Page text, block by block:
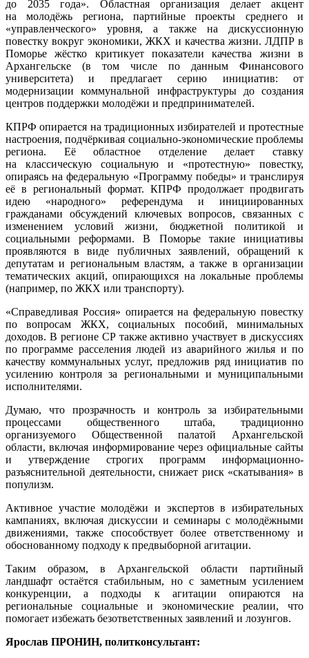
до 2035 года». Областная организация делает акцент
на молодёжь региона, партийные проекты среднего и
«управленческого» уровня, а также на дискуссионную
повестку вокруг экономики, ЖКХ и качества жизни. ЛДПР в
Поморье жёстко критикует показатели качества жизни в
Архангельске (в том числе по данным Финансового
университета) и предлагает серию инициатив: от
модернизации коммунальной инфраструктуры до создания
центров поддержки молодёжи и предпринимателей.
КПРФ опирается на традиционных избирателей и протестные
настроения, подчёркивая социально-экономические проблемы
региона. Её областное отделение делает ставку
на классическую социальную и «протестную» повестку,
опираясь на федеральную «Программу победы» и транслируя
её в региональный формат. КПРФ продолжает продвигать
идею «народного» референдума и инициированных
гражданами обсуждений ключевых вопросов, связанных с
изменением условий жизни, бюджетной политикой и
социальными реформами. В Поморье такие инициативы
проявляются в виде публичных заявлений, обращений к
депутатам и региональным властям, а также в организации
тематических акций, опирающихся на локальные проблемы
(например, по ЖКХ или транспорту).
«Справедливая Россия» опирается на федеральную повестку
по вопросам ЖКХ, социальных пособий, минимальных
доходов. В регионе СР также активно участвует в дискуссиях
по программе расселения людей из аварийного жилья и по
качеству коммунальных услуг, предложив ряд инициатив по
усилению контроля за региональными и муниципальными
исполнителями.
Думаю, что прозрачность и контроль за избирательными
процессами общественного штаба, традиционно
организуемого Общественной палатой Архангельской
области, включая информирование через официальные сайты
и утверждение строгих программ информационно-
разъяснительной деятельности, снижает риск «скатывания» в
популизм.
Активное участие молодёжи и экспертов в избирательных
кампаниях, включая дискуссии и семинары с молодёжными
движениями, также способствует более ответственному и
обоснованному подходу к предвыборной агитации.
Таким образом, в Архангельской области партийный
ландшафт остаётся стабильным, но с заметным усилением
конкуренции, а подходы к агитации опираются на
региональные социальные и экономические реалии, что
помогает избежать безответственных заявлений и лозунгов.
Ярослав ПРОНИН, политконсультант: